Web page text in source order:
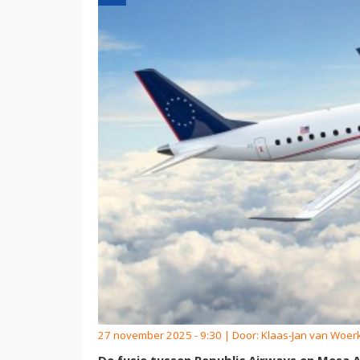
27 november 2025 - 9:30 | Door: Klaas-Jan van